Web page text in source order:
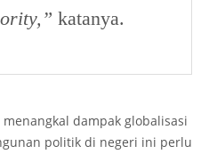
katanya.
dampak globalisasi
politik di negeri ini perlu